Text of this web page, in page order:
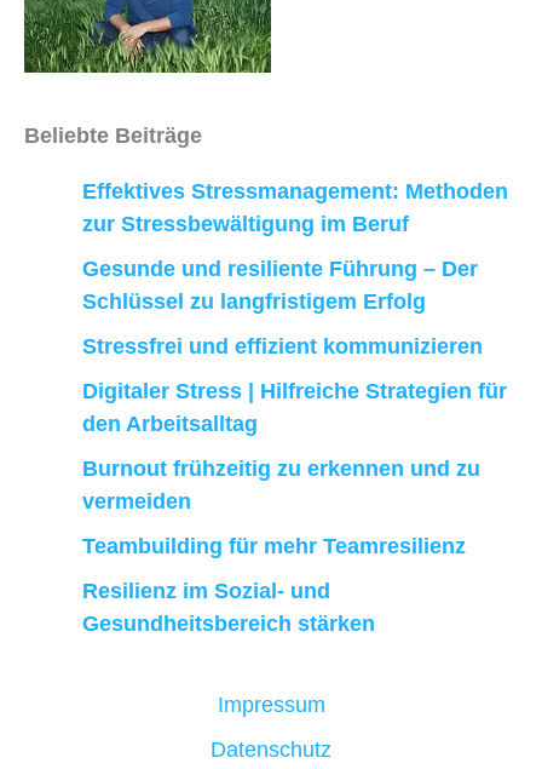
Beliebte Beiträge
Effektives Stressmanagement: Methoden
zur Stressbewältigung im Beruf
Gesunde und resiliente Führung – Der
Schlüssel zu langfristigem Erfolg
Stressfrei und effizient kommunizieren
Digitaler Stress | Hilfreiche Strategien für
den Arbeitsalltag
Burnout frühzeitig zu erkennen und zu
vermeiden
Teambuilding für mehr Teamresilienz
Resilienz im Sozial- und
Gesundheitsbereich stärken
Impressum
Datenschutz